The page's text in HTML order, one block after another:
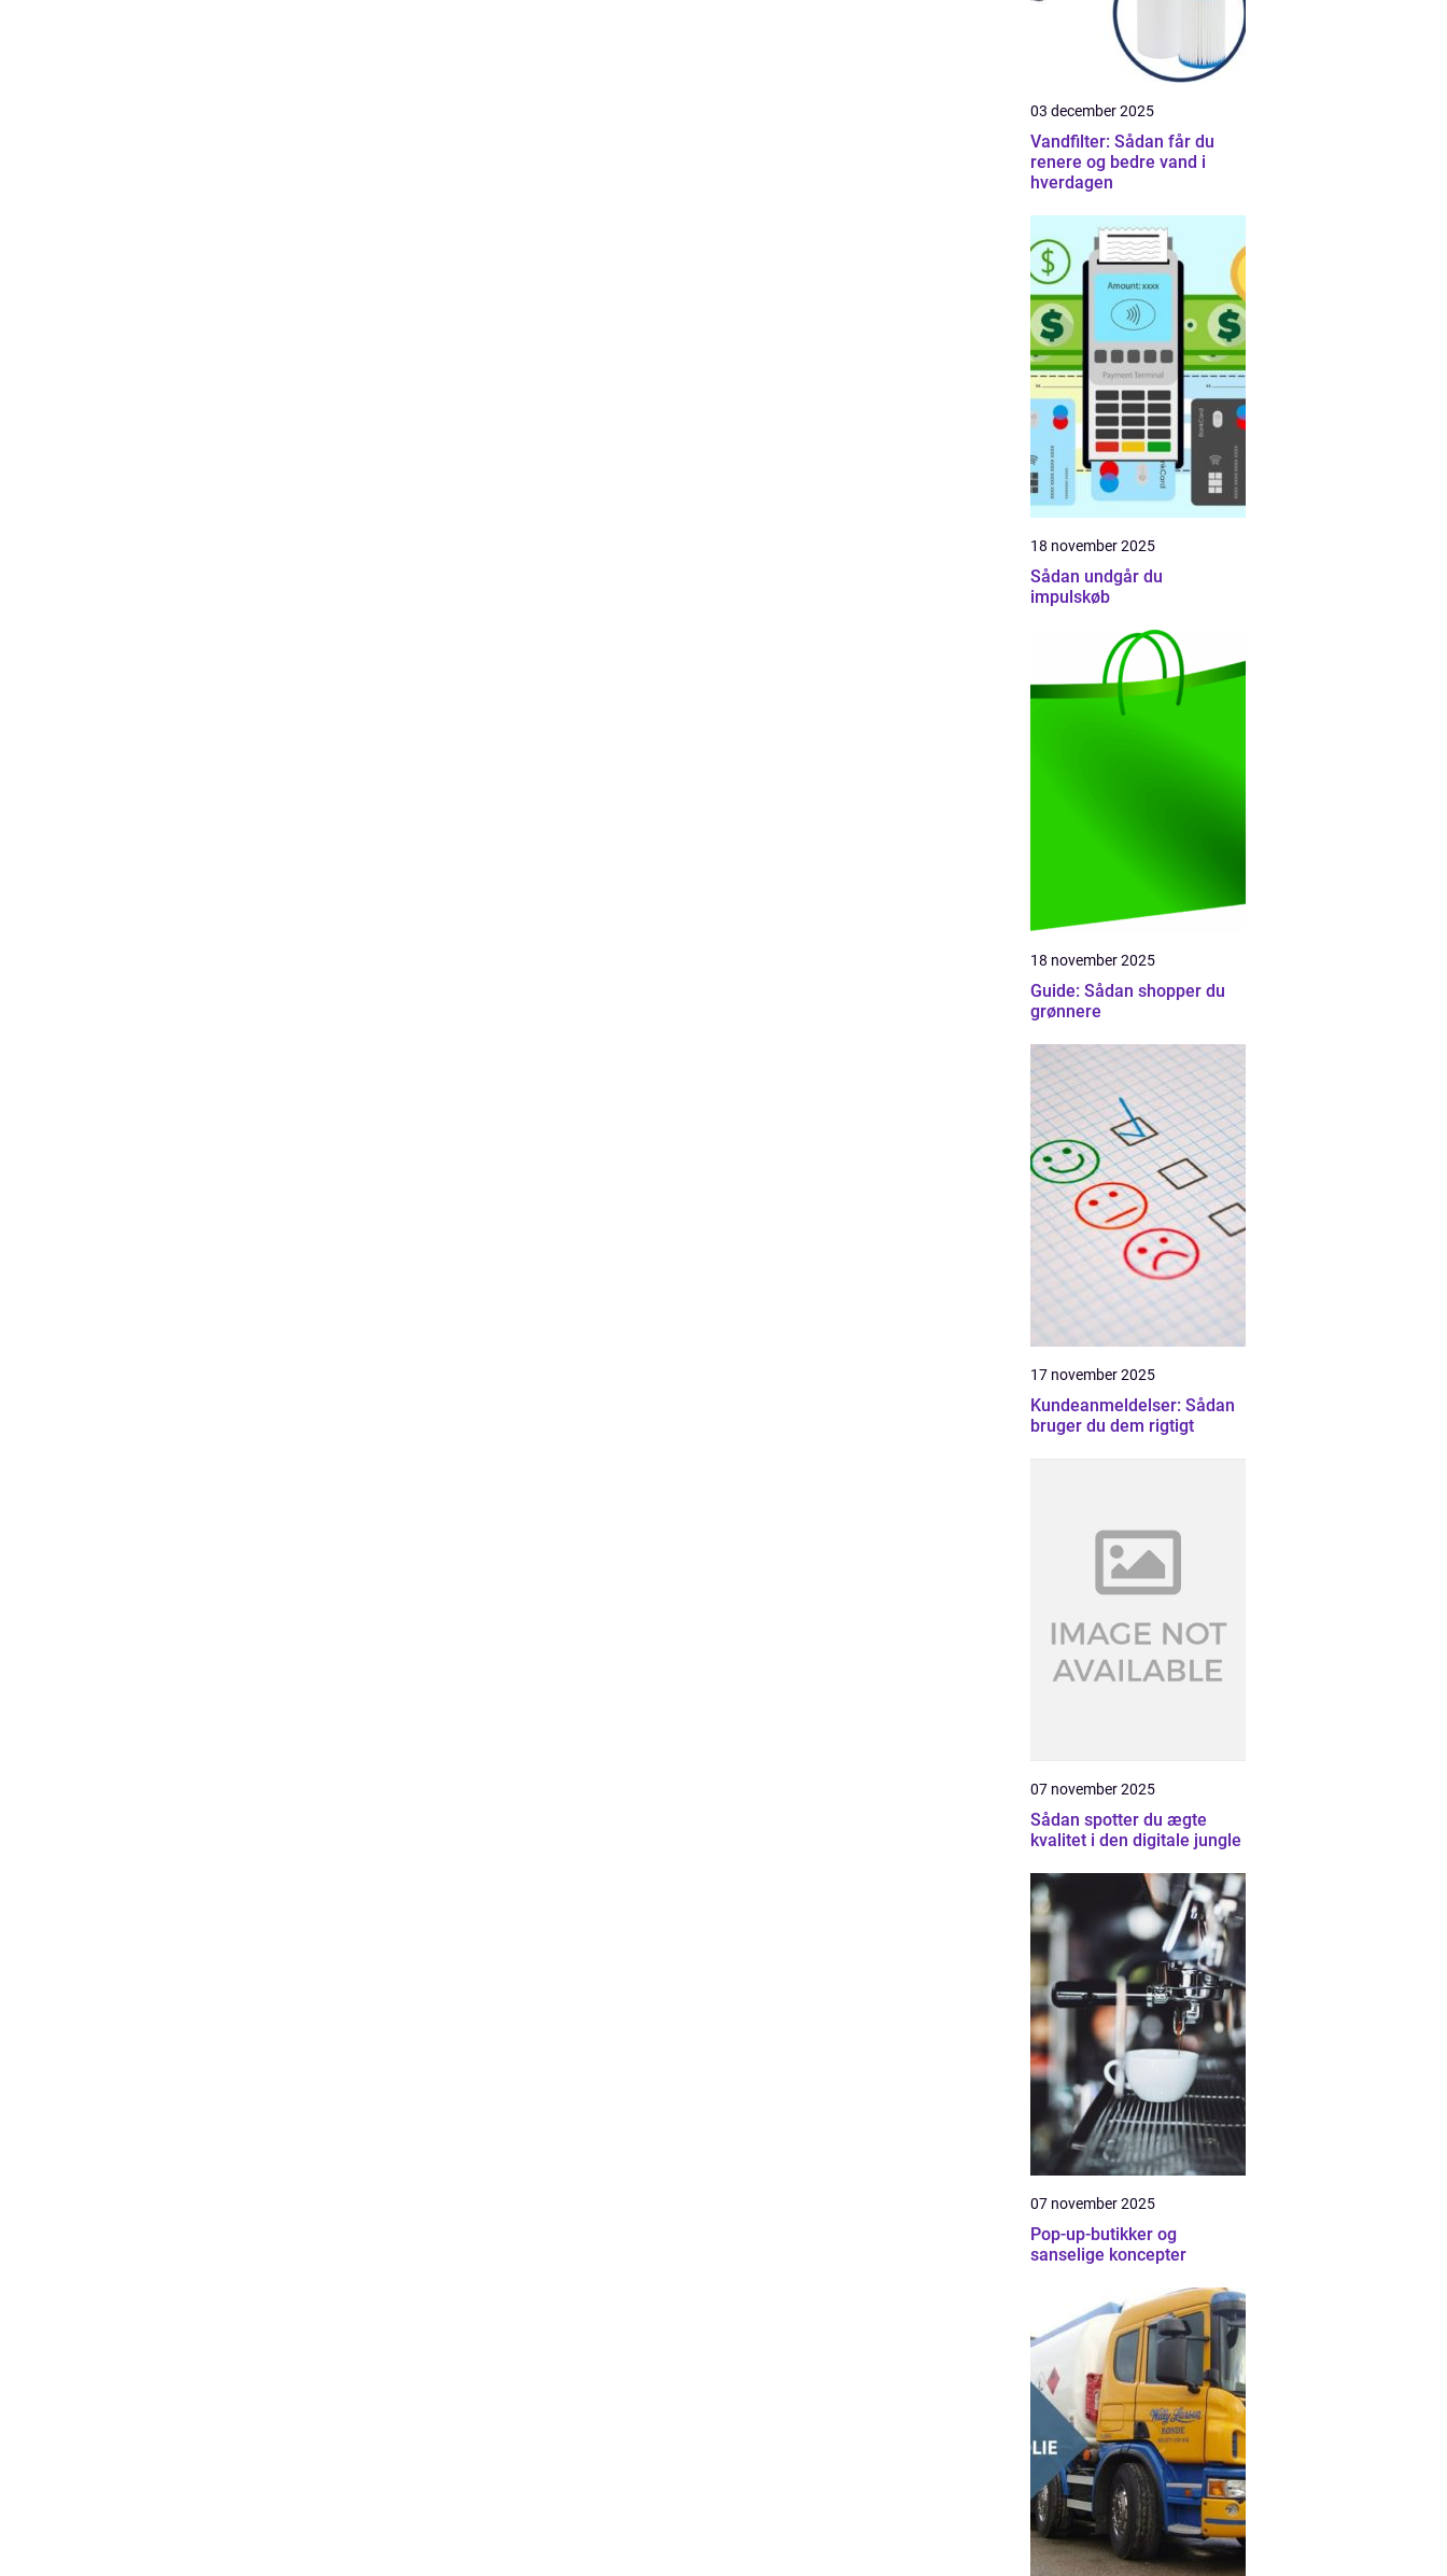
03 december 2025
Vandfilter: Sådan får du
renere og bedre vand i
hverdagen
18 november 2025
Sådan undgår du
impulskøb
18 november 2025
Guide: Sådan shopper du
grønnere
17 november 2025
Kundeanmeldelser: Sådan
bruger du dem rigtigt
07 november 2025
Sådan spotter du ægte
kvalitet i den digitale jungle
07 november 2025
Pop-up-butikker og
sanselige koncepter